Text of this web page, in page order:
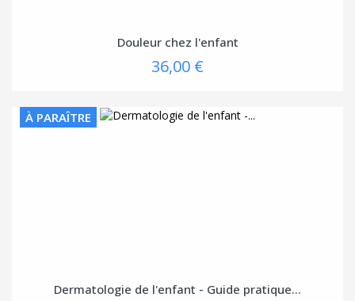
Douleur chez l'enfant
36,00 €
À PARAÎTRE
Dermatologie de l'enfant - Guide pratique...